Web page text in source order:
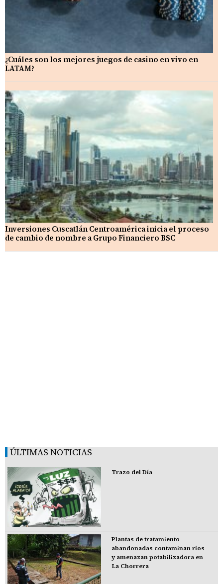
¿Cuáles son los mejores juegos de casino en vivo en
LATAM?
Inversiones Cuscatlán Centroamérica inicia el proceso
de cambio de nombre a Grupo Financiero BSC
ÚLTIMAS NOTICIAS
Trazo del Día
Plantas de tratamiento
abandonadas contaminan ríos
y amenazan potabilizadora en
La Chorrera